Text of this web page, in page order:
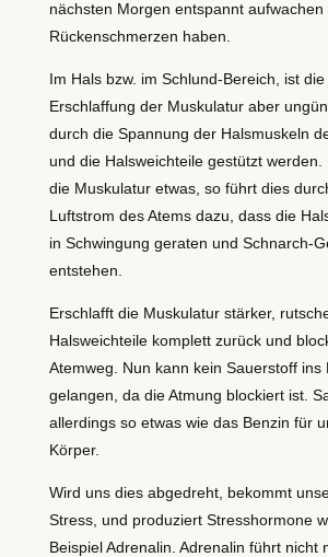
nächsten Morgen entspannt aufwachen
Rückenschmerzen haben.
Im Hals bzw. im Schlund-Bereich, ist die
Erschlaffung der Muskulatur aber
durch die Spannung der Halsmuskeln
und die Halsweichteile gestützt werden.
die Muskulatur etwas, so führt dies
Luftstrom des Atems dazu, dass die
in Schwingung geraten und Schnarch-
entstehen.
Erschlafft die Muskulatur stärker,
Halsweichteile komplett zurück und
Atemweg. Nun kann kein Sauerstoff ins
gelangen, da die Atmung blockiert ist.
allerdings so etwas wie das Benzin für
Körper.
Wird uns dies abgedreht, bekommt
Stress, und produziert Stresshormone
Beispiel Adrenalin. Adrenalin führt nicht